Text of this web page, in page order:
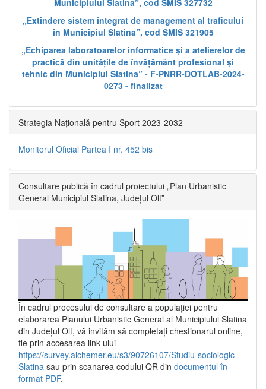
Municipiului Slatina”, cod SMIS 327732
„Extindere sistem integrat de management al traficului
în Municipiul Slatina”, cod SMIS 321905
„Echiparea laboratoarelor informatice și a atelierelor de
practică din unitățile de învățământ profesional și
tehnic din Municipiul Slatina” - F-PNRR-DOTLAB-2024-
0273 - finalizat
Strategia Națională pentru Sport 2023-2032
Monitorul Oficial Partea I nr. 452 bis
Consultare publică în cadrul proiectului „Plan Urbanistic
General Municipiul Slatina, Județul Olt”
În cadrul procesului de consultare a populaţiei pentru
elaborarea Planului Urbanistic General al Municipiului Slatina
din Județul Olt, vă invităm să completați chestionarul online,
fie prin accesarea link-ului
https://survey.alchemer.eu/s3/90726107/Studiu-sociologic-
Slatina sau prin scanarea codului QR din documentul în
format PDF.